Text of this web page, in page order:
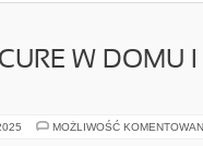
W DOMU
MOŻLIWOŚĆ